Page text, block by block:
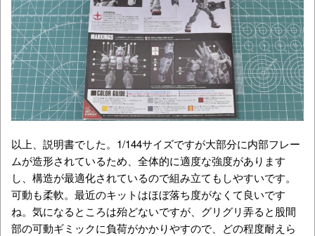
以上、説明書でした。1/144サイズですが大部分に内部フレー
ムが造形されているため、全体的に適度な強度があります
し、構造が最適化されているので組み立てもしやすいです。
可動も柔軟。最近のキットはほぼ落ち度がなくて良いです
ね。気になるところは殆どないですが、グリグリ弄ると股間
部の可動ギミックに負荷がかかりやすので、どの程度耐えら